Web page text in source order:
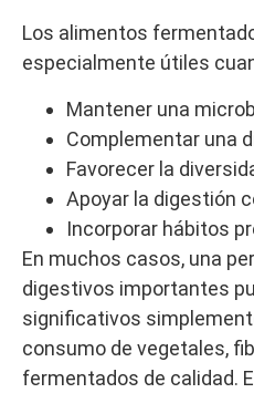
Los alimentos
especialmente útiles
Mantener una
Complementar una
Favorecer la
Apoyar la digestión
Incorporar hábitos
En muchos casos, una
digestivos importantes
significativos
consumo de vegetales,
fermentados de calidad.